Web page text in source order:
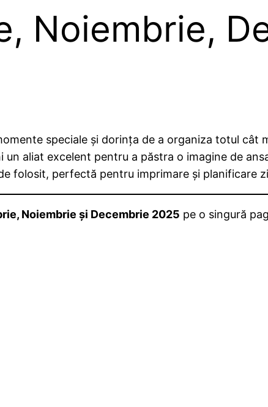
Noiembrie,
speciale și dorința de a organiza totul cât
un aliat excelent pentru a păstra o imagine de
folosit, perfectă pentru imprimare și planificare
Noiembrie și Decembrie 2025 pe o singură